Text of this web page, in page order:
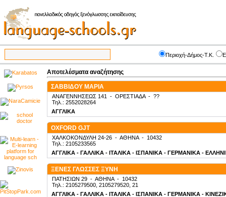
Περιοχή-Δήμος-Τ.Κ.
Αποτελέσματα αναζήτησης
ΣΑΒΒΙΔΟΥ ΜΑΡΙΑ
ΑΝΑΓΕΝΝΗΣΕΩΣ 141 - ΟΡΕΣΤΙΑΔΑ- ??
Τηλ.: 2552028264
ΑΓΓΛΙΚΑ
OXFORD GJT
ΧΑΛΚΟΚΟΝΔΥΛΗ 24-26 - ΑΘΗΝΑ- 10432
Τηλ.: 2105233565
ΑΓΓΛΙΚΑ - ΓΑΛΛΙΚΑ - ΙΤΑΛΙΚΑ - ΙΣΠΑΝΙΚΑ - ΓΕΡΜΑΝΙΚΑ -
ΞΕΝΕΣ ΓΛΩΣΣΕΣ ΞΥΝΗ
ΠΑΤΗΣΙΩΝ 29 - ΑΘΗΝΑ- 10432
Τηλ.: 2105279500, 2105279520, 21
ΑΓΓΛΙΚΑ - ΓΑΛΛΙΚΑ - ΙΤΑΛΙΚΑ - ΙΣΠΑΝΙΚΑ - ΓΕΡΜΑΝΙΚΑ -